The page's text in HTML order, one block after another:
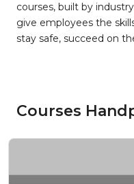
courses, built by
give employees the
stay safe, succeed on
Courses